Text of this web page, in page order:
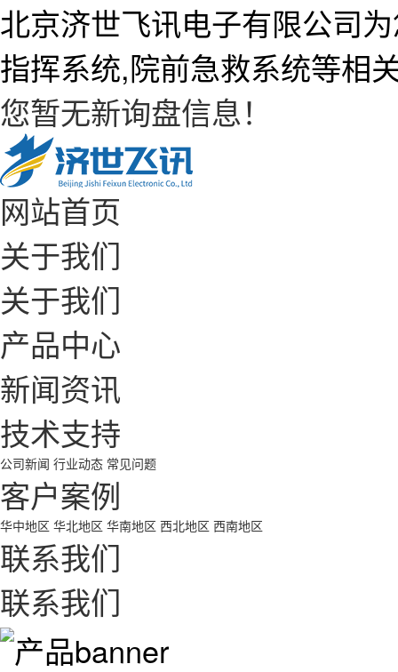
北京济世飞讯电子有限公司
指挥系统,院前急救系统等相
您暂无新询盘信息！
网站首页
关于我们
关于我们
产品中心
新闻资讯
技术支持
公司新闻 行业动态 常见问题
客户案例
华中地区 华北地区 华南地区 西北地区 西南地区
联系我们
联系我们